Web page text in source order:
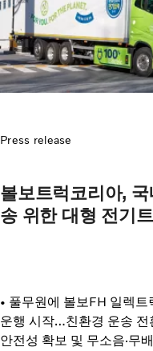
Press release
볼보트럭코리아,
송 위한 대형 전기
• 풀무원에 볼보FH 일렉
운행 시작…친환경 운송 전
안전성 확보 및 무소음·무